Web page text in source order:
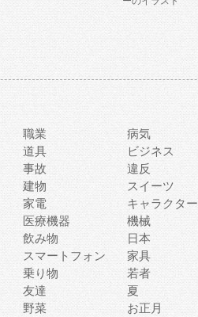
職業 病気
道具 ビジネス
事故 違反
建物 スイーツ
家電 キャラクター
医療機器 機械
飲み物 日本
スマートフォン 家具
乗り物 若者
友達 夏
野菜 お正月